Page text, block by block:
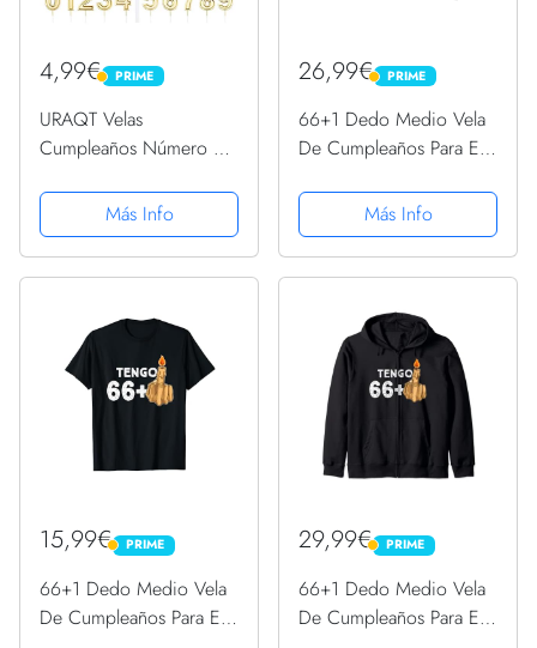
4,99€ PRIME
PRIME
URAQT Velas
Cumpleaños Número 6,
Cumpleaños, Velas
Doradas para
Cumpleaños/Aniversario
Graduación, Número 0-
9 para Elegir
Más Info
26,99€ PRIME
PRIME
66+1 Dedo Medio Vela
De Cumpleaños Para El
SudaderaMás Info
15,99€ PRIME
PRIME
66+1 Dedo Medio Vela
De Cumpleaños Para El
29,99€ PRIME
PRIME
66+1 Dedo Medio Vela
De Cumpleaños Para El